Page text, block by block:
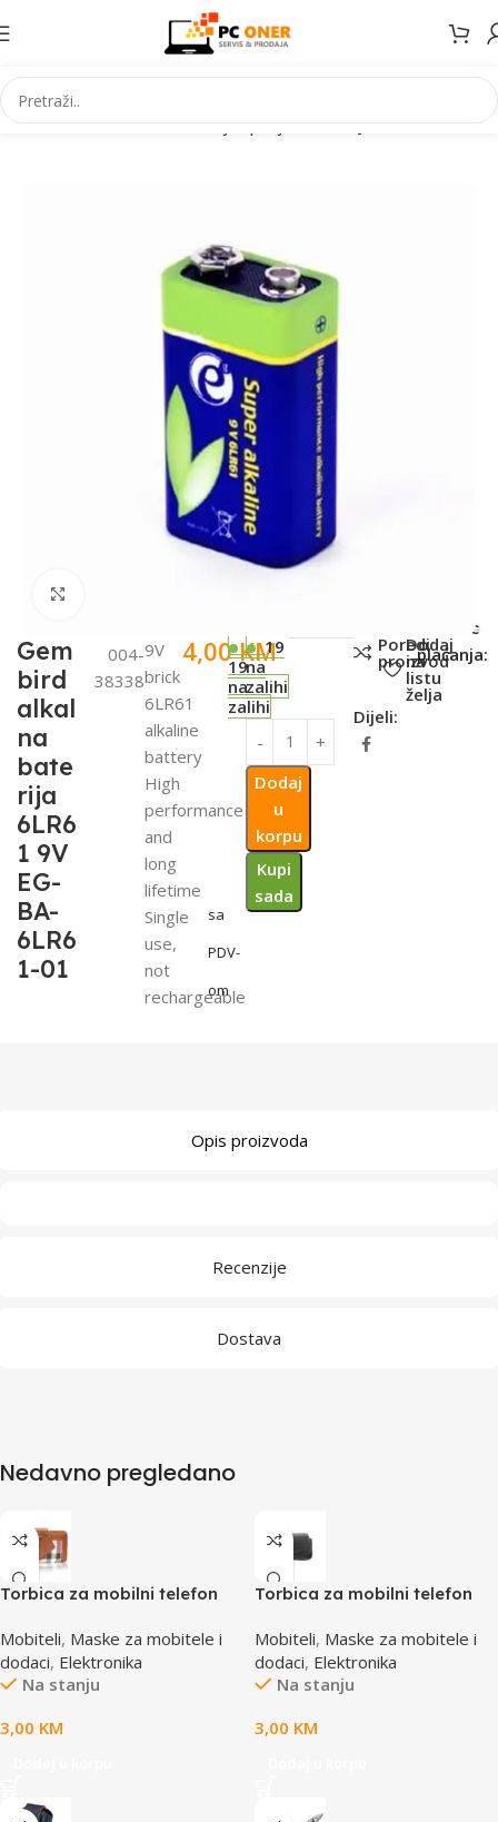
Početna Elektronika Baterije i punjaci Baterije
Gem
bird
alkal
na
bate
rija
6LR6
1 9V
EG-
BA-
6LR6
1-01
004-
38338
9V
brick
6LR61
alkaline
battery
High
performance
and
long
lifetime
Single
use,
not
rechargeable
4,00KM
sa
PDV-
om
19
na
zalihi
19
na
zalihi
Dodaj
u
korpu
Kupi
sada
Poredi
proizvod
Dodaj
na
listu
želja
Dijeli:
Metode
plaćanja:
Opis proizvoda
Recenzije
Dostava
Nedavno pregledano
Torbica za mobilni telefon
110x43x17mm
Mobiteli, Maske za mobitele i
dodaci, Elektronika
Na stanju
3,00 KM
Torbica za mobilni telefon
Mobiteli, Maske za mobitele i
dodaci, Elektronika
Na stanju
3,00 KM